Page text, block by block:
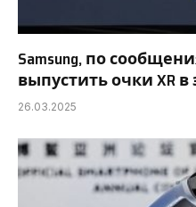
Samsung, по
выпустить очки XR в
26.03.2025